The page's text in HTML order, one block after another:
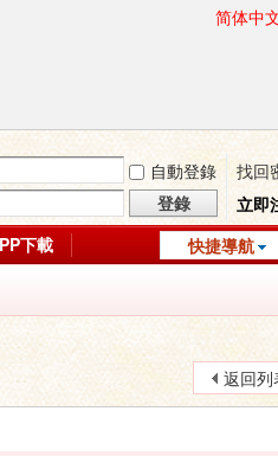
简体中
自動登錄
找回
登錄
立即
快捷導航
下載
返回列